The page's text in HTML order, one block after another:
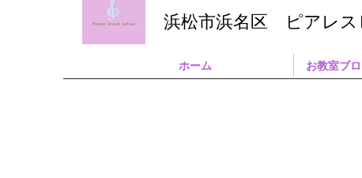
浜松市浜名区 ピアレス
ホーム お教室ブ